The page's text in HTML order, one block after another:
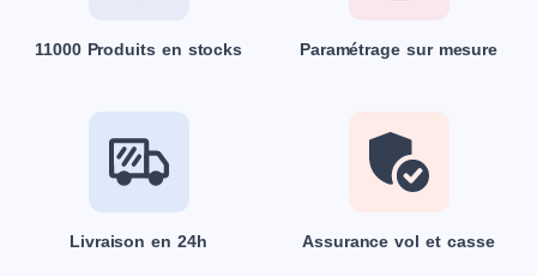
11000 Produits en stocks Paramétrage sur mesure
Livraison en 24h Assurance vol et casse